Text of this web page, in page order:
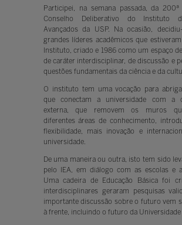
Participei, na semana passada, da
Conselho Deliberativo do Instituto
Avançados da USP. Na ocasião,
grandes líderes acadêmicos que
Instituto, criado e 1986 como um espaço
de caráter interdisciplinar, de discussão e
questões fundamentais da ciência e da
O instituto tem uma vocação para
que conectam a universidade com a
externa, que removem os muros
diferentes áreas de conhecimento,
flexibilidade, mais inovação e
universidade.
De uma maneira ou outra, isto tem sido
pelo IEA, em diálogo com as escolas e
Uma cadeira de Educação Básica foi
interdisciplinares geraram pesquisas
importante discussão sobre o futuro vem
à frente, incluindo o futuro da Universidade